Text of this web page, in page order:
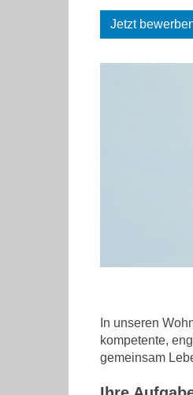
Jetzt
In unseren
kompetente,
gemeinsam